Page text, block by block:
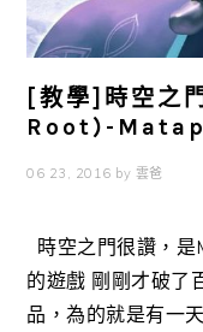
[教學]時空之
Root)-
06 23, 2016 by 雲爸
時空之門很讚，
的遊戲 剛剛才破了
品，為的就是有一